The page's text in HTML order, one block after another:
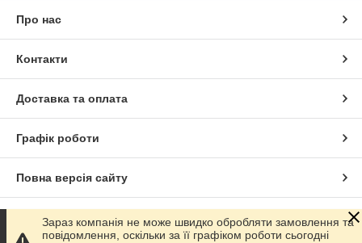
Про нас
Контакти
Доставка та оплата
Графік роботи
Повна версія сайту
Сайт створено на маркетплейсі Prom.ua
Зараз компанія не може швидко обробляти замовлення та
повідомлення, оскільки за її графіком роботи сьогодні